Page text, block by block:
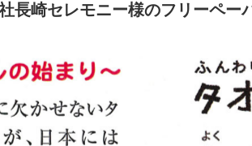
長崎セレモニー様のフリーペー